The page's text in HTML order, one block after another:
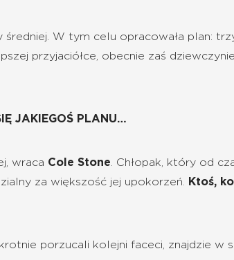
W tym celu opracowała plan:
przyjaciółce, obecnie zaś
JAKIEGOŚ PLANU…
wraca Cole Stone . Chłopak, który od
za większość jej upokorzeń.
Ktoś,
porzucali kolejni faceci, znajdzie w